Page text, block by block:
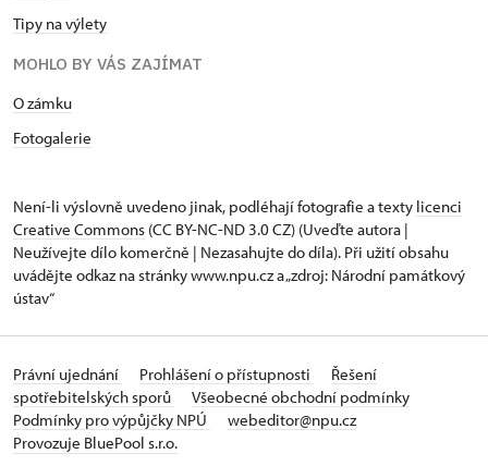
Tipy na výlety
MOHLO BY VÁS ZAJÍMAT
O zámku
Fotogalerie
Není-li výslovně uvedeno jinak, podléhají fotografie a texty licenci
Creative Commons (CC BY-NC-ND 3.0 CZ) (Uveďte autora |
Neužívejte dílo komerčně | Nezasahujte do díla). Při užití obsahu
uvádějte odkaz na stránky www.npu.cz a „zdroj: Národní památkový
ústav“
Právní ujednání Prohlášení o přístupnosti
Řešení
spotřebitelských sporů
Všeobecné obchodní podmínky
Podmínky pro výpůjčky NPÚ
webeditor@npu.cz
Provozuje BluePool s.r.o.